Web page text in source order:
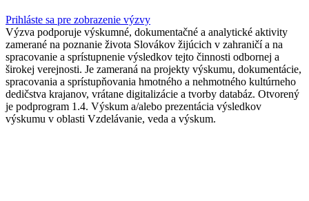
Prihláste sa pre zobrazenie výzvy
Výzva podporuje výskumné, dokumentačné a analytické aktivity
zamerané na poznanie života Slovákov žijúcich v zahraničí a na
spracovanie a sprístupnenie výsledkov tejto činnosti odbornej a
širokej verejnosti. Je zameraná na projekty výskumu, dokumentácie,
spracovania a sprístupňovania hmotného a nehmotného kultúrneho
dedičstva krajanov, vrátane digitalizácie a tvorby databáz. Otvorený
je podprogram 1.4. Výskum a/alebo prezentácia výsledkov
výskumu v oblasti Vzdelávanie, veda a výskum.